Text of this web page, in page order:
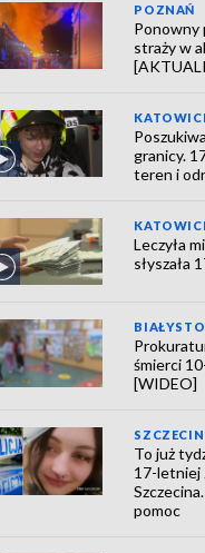
POZNAŃ
Ponowny
straży w
granicy.
teren i
Leczyła
słyszała
śmierci
[WIDEO]
SZCZECIN
To już
17-letniej
pomoc